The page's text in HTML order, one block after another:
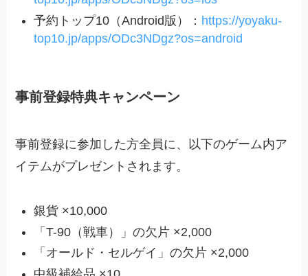
予約トップ10（Android版）： https://yoyaku-
top10.jp/apps/ODc3NDgz?os=android
事前登録特典キャンペーン
事前登録に参加した方全員に、以下のゲーム内ア
イテムがプレゼントされます。
銀貨 ×10,000
「T-90（戦車）」の欠片 ×2,000
「オールド・セルゲイ」の欠片 ×2,000